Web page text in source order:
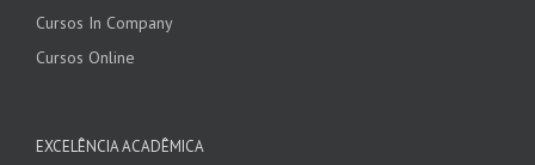
Cursos In Company
Cursos Online
EXCELÊNCIA ACADÊMICA